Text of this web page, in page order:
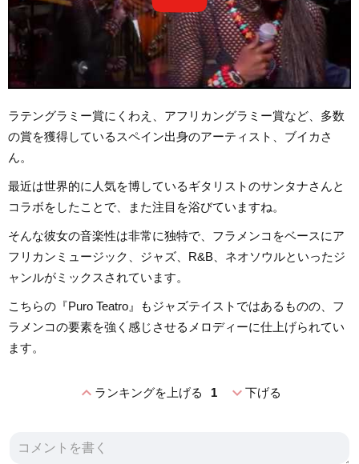
ラテングラミー賞にくわえ、アフリカングラミー賞など、多数
の賞を獲得しているスペイン出身のアーティスト、ブイカさ
ん。
最近は世界的に人気を博しているギタリストのサンタナさんと
コラボをしたことで、また注目を浴びていますね。
そんな彼女の音楽性は非常に独特で、フラメンコをベースにア
フリカンミュージック、ジャズ、R&B、ネオソウルといったジ
ャンルがミックスされています。
こちらの『Puro Teatro』もジャズテイストではあるものの、フ
ラメンコの要素を強く感じさせるメロディーに仕上げられてい
ます。
expand_lessランキングを上げる 1 expand_more下げる